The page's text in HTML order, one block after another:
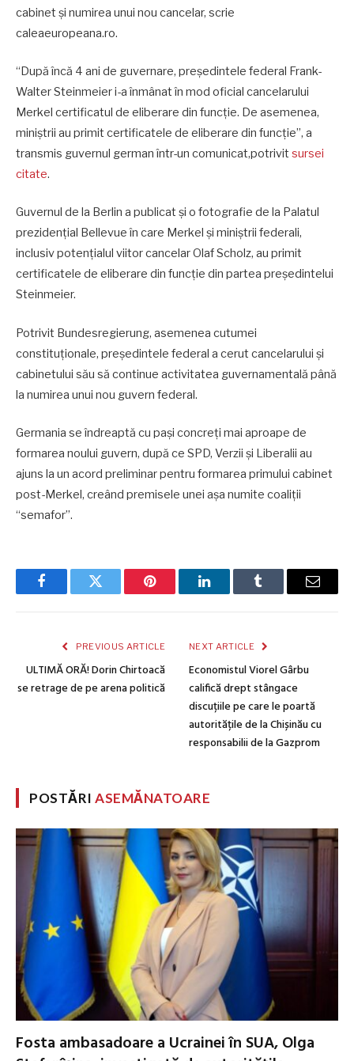
cabinet și numirea unui nou cancelar, scrie
caleaeuropeana.ro.
“După încă 4 ani de guvernare, președintele federal Frank-
Walter Steinmeier i-a înmânat în mod oficial cancelarului
Merkel certificatul de eliberare din funcție. De asemenea,
miniștrii au primit certificatele de eliberare din funcție”, a
transmis guvernul german într-un comunicat,potrivit sursei
citate.
Guvernul de la Berlin a publicat și o fotografie de la Palatul
prezidențial Bellevue în care Merkel și miniștrii federali,
inclusiv potențialul viitor cancelar Olaf Scholz, au primit
certificatele de eliberare din funcție din partea președintelui
Steinmeier.
Potrivit Bundesregierung, asemenea cutumei
constituționale, președintele federal a cerut cancelarului și
cabinetului său să continue activitatea guvernamentală până
la numirea unui nou guvern federal.
Germania se îndreaptă cu pași concreți mai aproape de
formarea noului guvern, după ce SPD, Verzii și Liberalii au
ajuns la un acord preliminar pentru formarea primului cabinet
post-Merkel, creând premisele unei așa numite coaliții
“semafor”.
FacebookTwitter Pinterest LinkedInTumblr Email
PREVIOUS ARTICLE
ULTIMĂ ORĂ! Dorin Chirtoacă
se retrage de pe arena politică
NEXT ARTICLE
Economistul Viorel Gârbu
califică drept stângace
discuțiile pe care le poartă
autoritățile de la Chișinău cu
responsabilii de la Gazprom
POSTĂRIASEMĂNATOARE
Fosta ambasadoare a Ucrainei în SUA, Olga